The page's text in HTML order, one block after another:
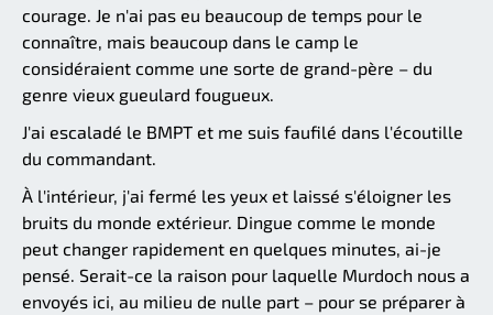
courage. Je n'ai pas eu beaucoup de temps pour le
connaître, mais beaucoup dans le camp le
considéraient comme une sorte de grand-père – du
genre vieux gueulard fougueux.
J'ai escaladé le BMPT et me suis faufilé dans l'écoutille
du commandant.
À l'intérieur, j'ai fermé les yeux et laissé s'éloigner les
bruits du monde extérieur. Dingue comme le monde
peut changer rapidement en quelques minutes, ai-je
pensé. Serait-ce la raison pour laquelle Murdoch nous a
envoyés ici, au milieu de nulle part – pour se préparer à